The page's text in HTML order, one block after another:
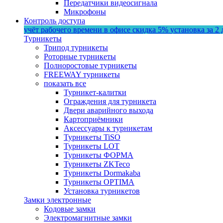
Передатчики видеосигнала
Микрофоны
Контроль доступа
учёт рабочего времени в офисе скидка 5% установка за 2
Турникеты
Трипод турникеты
Роторные турникеты
Полноростовые турникеты
FREEWAY турникеты
показать все
Турникет-калитки
Ограждения для турникета
Двери аварийного выхода
Картоприёмники
Аксессуары к турникетам
Турникеты TiSO
Турникеты LOT
Турникеты ФОРМА
Турникеты ZKTeco
Турникеты Dormakaba
Турникеты OPTIMA
Установка турникетов
Замки электронные
Кодовые замки
Электромагнитные замки